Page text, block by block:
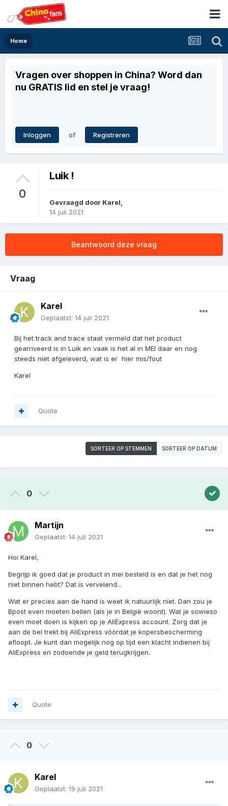
Home
Vragen over shoppen in China? Word dan
nu GRATIS lid en stel je vraag!
Inloggen of Registreren
0
Luik !
Gevraagd door Karel,
14 juli 2021
Beantwoord deze vraag
Vraag
Karel
Geplaatst: 14 juli 2021
Bij het track and trace staat vermeld dat het product
gearriveerd is in Luik en vaak is het al in MEI daar en nog
steeds niet afgeleverd, wat is er hier mis/fout
Karel
Quote
SORTEER OP STEMMEN SORTEER OP DATUM
0
Martijn
Geplaatst: 14 juli 2021
Hoi Karel,
Begrijp ik goed dat je product in mei besteld is en dat je het nog
niet binnen hebt? Dat is vervelend...
Wat er precies aan de hand is weet ik natuurlijk niet. Dan zou je
Bpost even moeten bellen (als je in België woont). Wat je sowieso
even moet doen is kijken op je AliExpress account. Zorg dat je
aan de bel trekt bij AliExpress vóórdat je kopersbescherming
afloopt. Je kunt dan mogelijk nog op tijd een klacht indienen bij
AliExpress en zodoende je geld terugkrijgen.
Quote
0
Karel
Geplaatst: 19 juli 2021